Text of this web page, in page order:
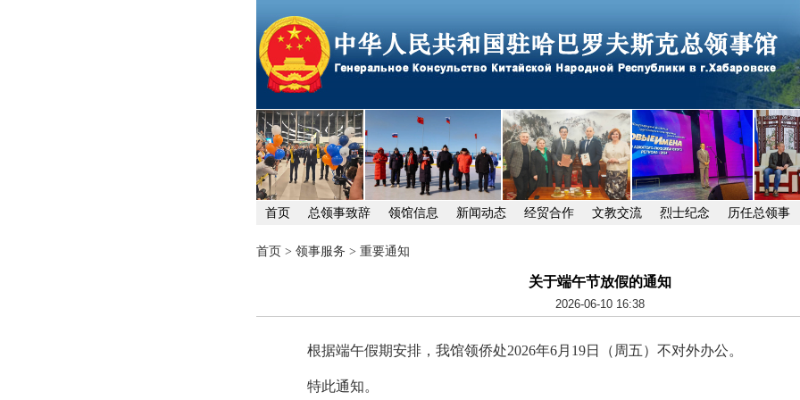
首页 总领事致辞 领馆信息 新闻动态 经贸合作 文教交流 烈士纪念 历任总领事
首页 > 领事服务 > 重要通知
关于端午节放假的通知
2026-06-10 16:38
根据端午假期安排，我馆领侨处2026年6月19日（周五）不对外办公。
特此通知。